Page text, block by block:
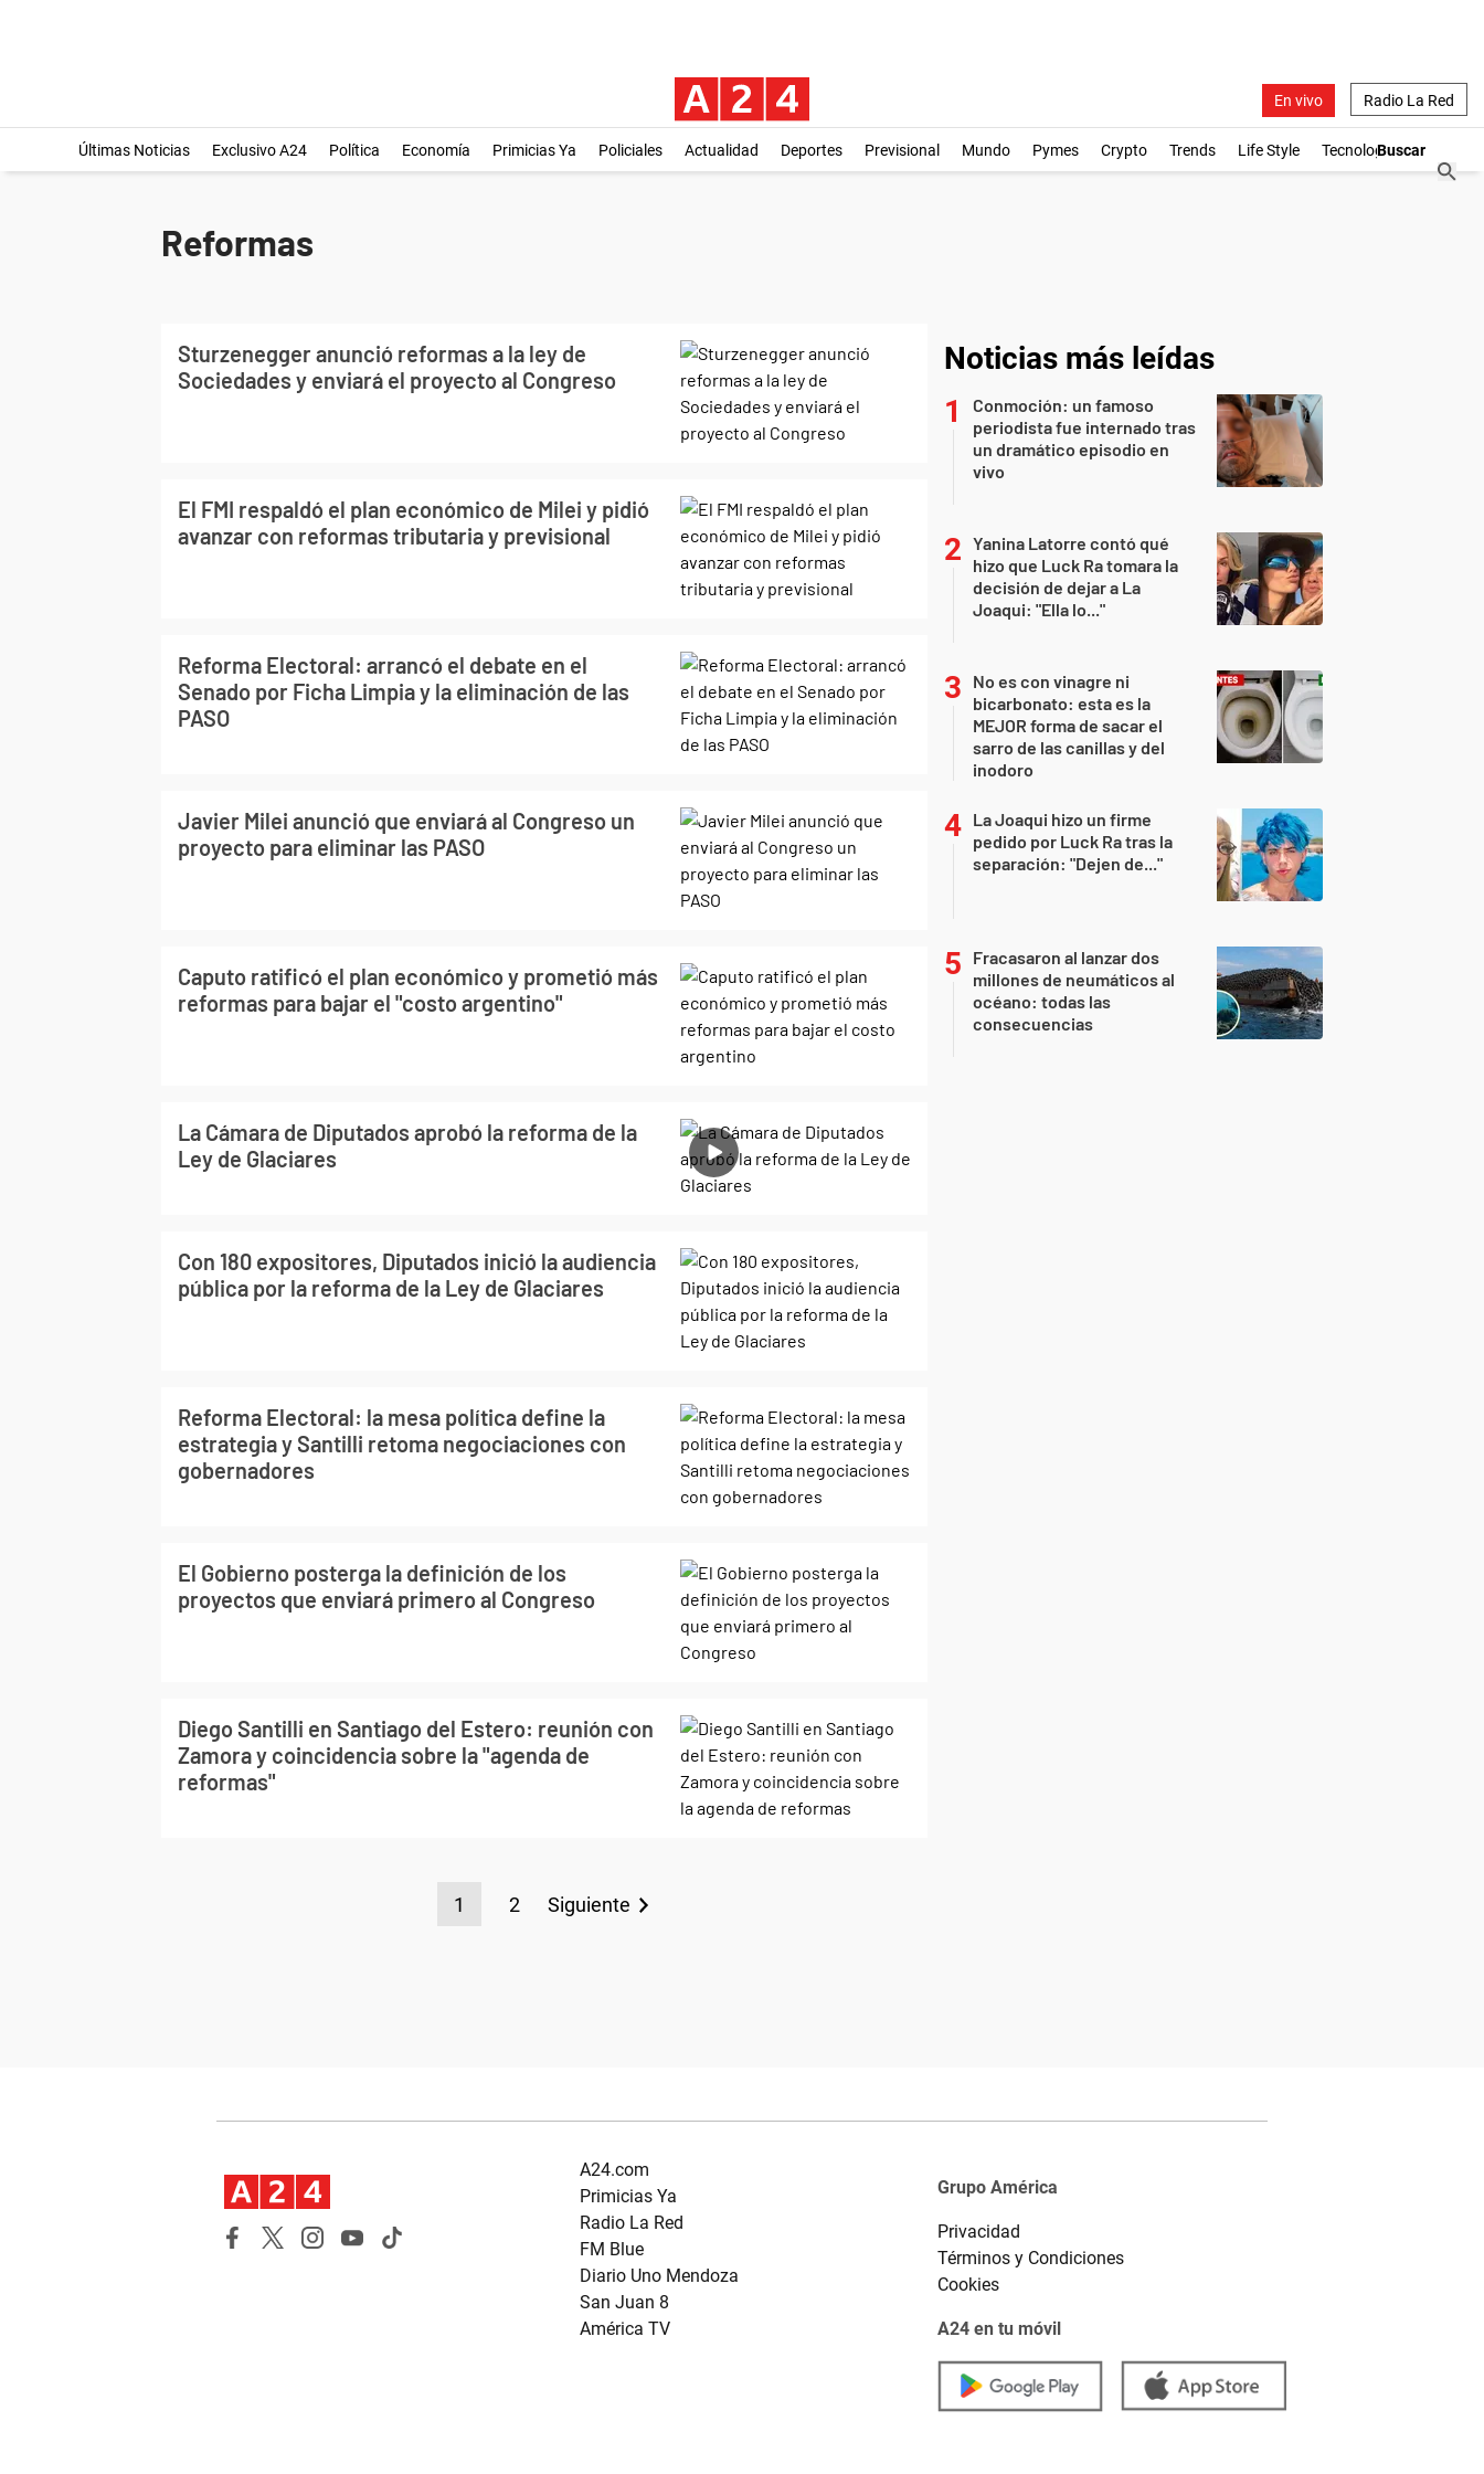
En vivo Radio La Red
Últimas Noticias Exclusivo A24 Política Economía Primicias Ya Policiales Actualidad Deportes Previsional Mundo Pymes Crypto Trends Life Style Tecnología
Reformas
Sturzenegger anunció reformas a la ley de
Sociedades y enviará el proyecto al Congreso
El FMI respaldó el plan económico de Milei y pidió
avanzar con reformas tributaria y previsional
Reforma Electoral: arrancó el debate en el
Senado por Ficha Limpia y la eliminación de las
PASO
Javier Milei anunció que enviará al Congreso un
proyecto para eliminar las PASO
Caputo ratificó el plan económico y prometió más
reformas para bajar el "costo argentino"
La Cámara de Diputados aprobó la reforma de la
Ley de Glaciares
Con 180 expositores, Diputados inició la audiencia
pública por la reforma de la Ley de Glaciares
Reforma Electoral: la mesa política define la
estrategia y Santilli retoma negociaciones con
gobernadores
El Gobierno posterga la definición de los
proyectos que enviará primero al Congreso
Diego Santilli en Santiago del Estero: reunión con
Zamora y coincidencia sobre la "agenda de
reformas"
1 2 Siguiente
Noticias más leídas
Conmoción: un famoso
periodista fue internado tras
un dramático episodio en
vivo
Yanina Latorre contó qué
hizo que Luck Ra tomara la
decisión de dejar a La
Joaqui: "Ella lo..."
No es con vinagre ni
bicarbonato: esta es la
MEJOR forma de sacar el
sarro de las canillas y del
inodoro
La Joaqui hizo un firme
pedido por Luck Ra tras la
separación: "Dejen de..."
Fracasaron al lanzar dos
millones de neumáticos al
océano: todas las
consecuencias
A24.com
Primicias Ya
Radio La Red
FM Blue
Diario Uno Mendoza
San Juan 8
América TV
Grupo América
Privacidad
Términos y Condiciones
Cookies
A24 en tu móvil